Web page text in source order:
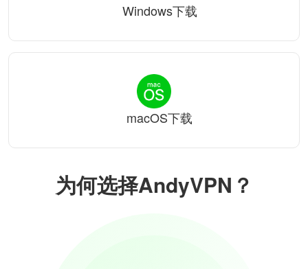
为何选择AndyVPN？
Windows下载
macOS下载